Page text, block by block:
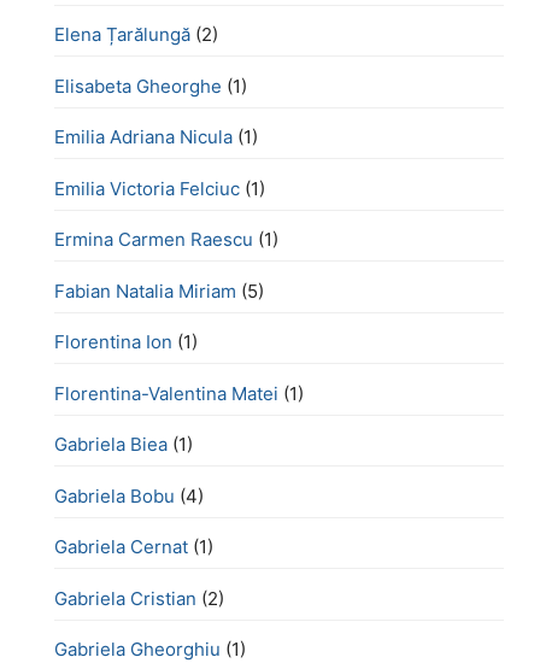
Elena Țarălungă (2)
Elisabeta Gheorghe (1)
Emilia Adriana Nicula (1)
Emilia Victoria Felciuc (1)
Ermina Carmen Raescu (1)
Fabian Natalia Miriam (5)
Florentina Ion (1)
Florentina-Valentina Matei (1)
Gabriela Biea (1)
Gabriela Bobu (4)
Gabriela Cernat (1)
Gabriela Cristian (2)
Gabriela Gheorghiu (1)